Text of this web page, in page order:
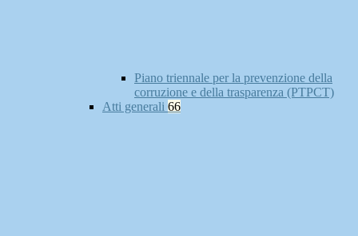
Piano triennale per la prevenzione della
corruzione e della trasparenza (PTPCT)
Atti generali 66